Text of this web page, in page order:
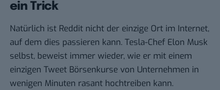
ein Trick
Natürlich ist Reddit nicht der einzige Ort im Internet,
auf dem dies passieren kann. Tesla-Chef Elon Musk
selbst, beweist immer wieder, wie er mit einem
einzigen Tweet Börsenkurse von Unternehmen in
wenigen Minuten rasant hochtreiben kann.